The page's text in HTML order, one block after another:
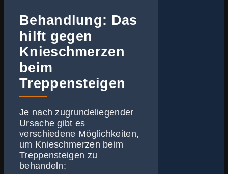
Behandlung: Das
hilft gegen
Knieschmerzen
beim
Treppensteigen
Je nach zugrundeliegender
Ursache gibt es
verschiedene Möglichkeiten,
um Knieschmerzen beim
Treppensteigen zu
behandeln: